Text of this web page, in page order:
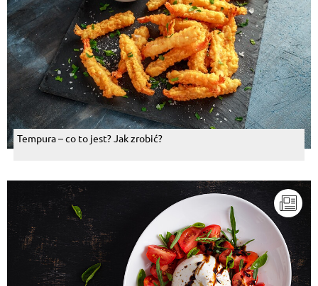
Tempura – co to jest? Jak zrobić?